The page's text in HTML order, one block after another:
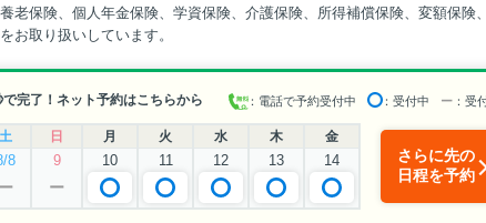
老保険、個人年金保険、学資保険、介護保険、所得補償保険、変額保険
お取り扱いしています。
完了！ネット予約はこちらから ：電話で予約受付中 ：受付中 ー ：受
土 日 月 火 水 木 金
8 9 10 11 12 13 14
ー ー
さらに先の
日程を予約